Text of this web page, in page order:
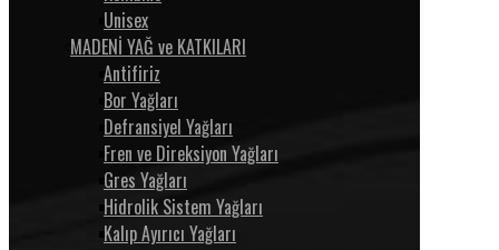
Unisex
MADENİ YAĞ ve KATKILARI
Antifiriz
Bor Yağları
Defransiyel Yağları
Fren ve Direksiyon Yağları
Gres Yağları
Hidrolik Sistem Yağları
Kalıp Ayırıcı Yağları